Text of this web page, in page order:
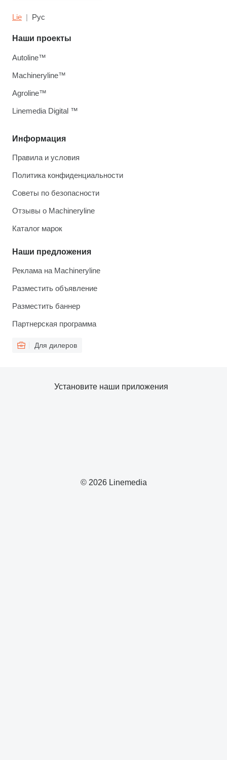
Lie Рус
Информация
Правила и условия
Политика конфиденциальности
Советы по безопасности
Отзывы о Machineryline
Каталог марок
Наши предложения
Реклама на Machineryline
Разместить объявление
Разместить баннер
Партнерская программа
Для дилеров
Наши проекты
Autoline™
Machineryline™
Agroline™
Linemedia Digital ™
© 2026 Linemedia
Установите наши приложения